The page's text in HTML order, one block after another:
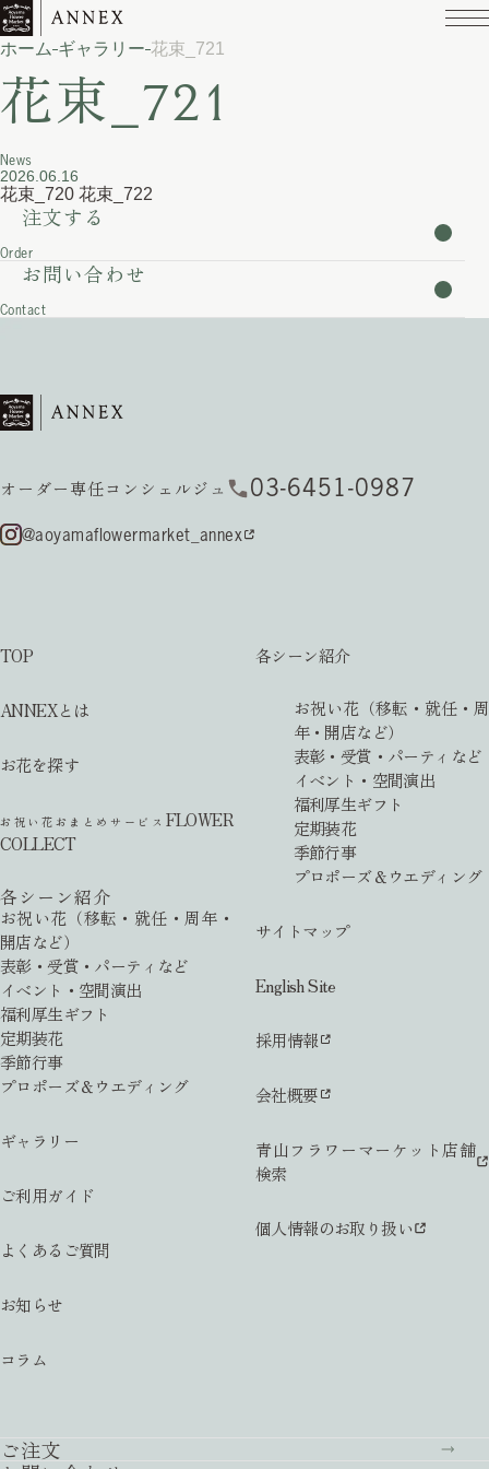
ホーム ギャラリー 花束_721
花束_721
News
2026.06.16
花束_720 花束_722
注文する
Order
お問い合わせ
Contact
オーダー専任コンシェルジュ 03-6451-0987
@aoyamaflowermarket_annex
TOP
ANNEXとは
お花を探す
お祝い花おまとめサービス FLOWER
COLLECT
各シーン紹介
お祝い花（移転・就任・周年・
開店など）
表彰・受賞・パーティなど
イベント・空間演出
福利厚生ギフト
定期装花
季節行事
プロポーズ＆ウエディング
ギャラリー
ご利用ガイド
よくあるご質問
お知らせ
コラム
各シーン紹介
お祝い花（移転・就任・周
年・開店など）
表彰・受賞・パーティなど
イベント・空間演出
福利厚生ギフト
定期装花
季節行事
プロポーズ＆ウエディング
サイトマップ
English Site
採用情報
会社概要
青山フラワーマーケット店舗
検索
個人情報のお取り扱い
ご注文